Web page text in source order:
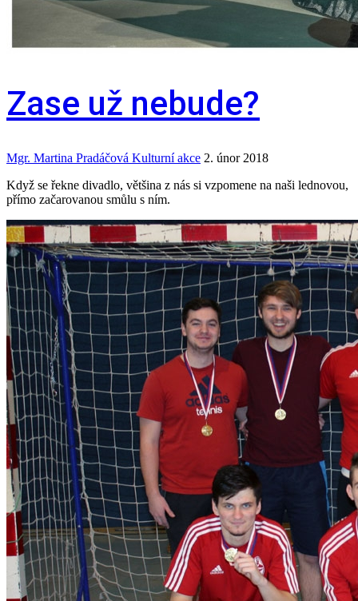
Zase už nebude?
Mgr. Martina Pradáčová Kulturní akce 2. únor 2018
Když se řekne divadlo, většina z nás si vzpomene na naši lednovou,
přímo začarovanou smůlu s ním.